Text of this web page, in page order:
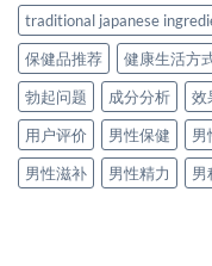
traditional japanese
保健品推荐
健康生活方
勃起问题
成分分析 效
用户评价
男性保健 男
男性滋补
男性精力 男